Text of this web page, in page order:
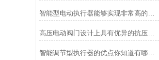
高压电动阀门设计上具有优异的抗压能力
智能调节型执行器的优点你知道有哪些？和我一起来看看吧！